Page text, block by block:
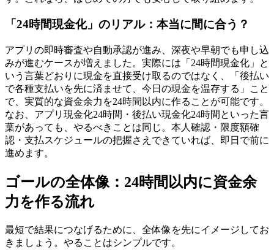
「24時間現金化」のリアル：本当に間に合う？
アプリの即時審査や自動承認が進み、深夜や早朝でも申し込
みが進むケースが増えました。実際には「24時間現金化」と
いう言葉どおりに現金を直接受け取るのではなく、「後払い
で各種支払いを先に済ませて、今日の現金を温存する」こと
で、実質的な資金余力を24時間以内に作ることが可能です。
なお、アプリ現金化24時間・後払い現金化24時間といった言
葉があっても、やるべきことは同じ。本人確認・限度額確
認・支払スケジュールの把握さえできていれば、即日で前に
進めます。
ゴールの全体像：24時間以内に資金余
力を作る流れ
最短で結果につなげるために、全体像を先にイメージしてお
きましょう。やることはシンプルです。